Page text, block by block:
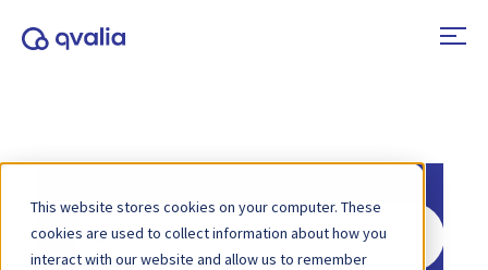
This website stores cookies on your computer. These
cookies are used to collect information about how you
interact with our website and allow us to remember
Zoeken
naar